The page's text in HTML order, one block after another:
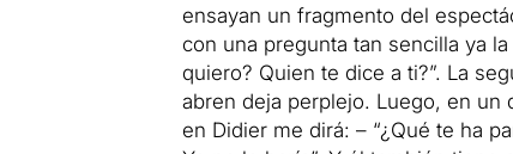
ensayan un fragmento del
con una pregunta tan sencilla ya
quiero? Quien te dice a ti?”. La
abren deja perplejo. Luego, en un
en Didier me dirá: – “¿Qué te ha